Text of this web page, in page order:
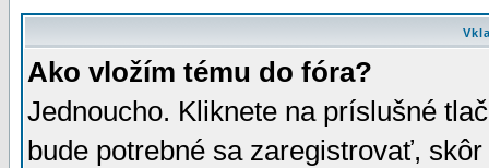
Ako vložím tému do fóra?
Jednoucho. Kliknete na príslušné
bude potrebné sa zaregistrovať,